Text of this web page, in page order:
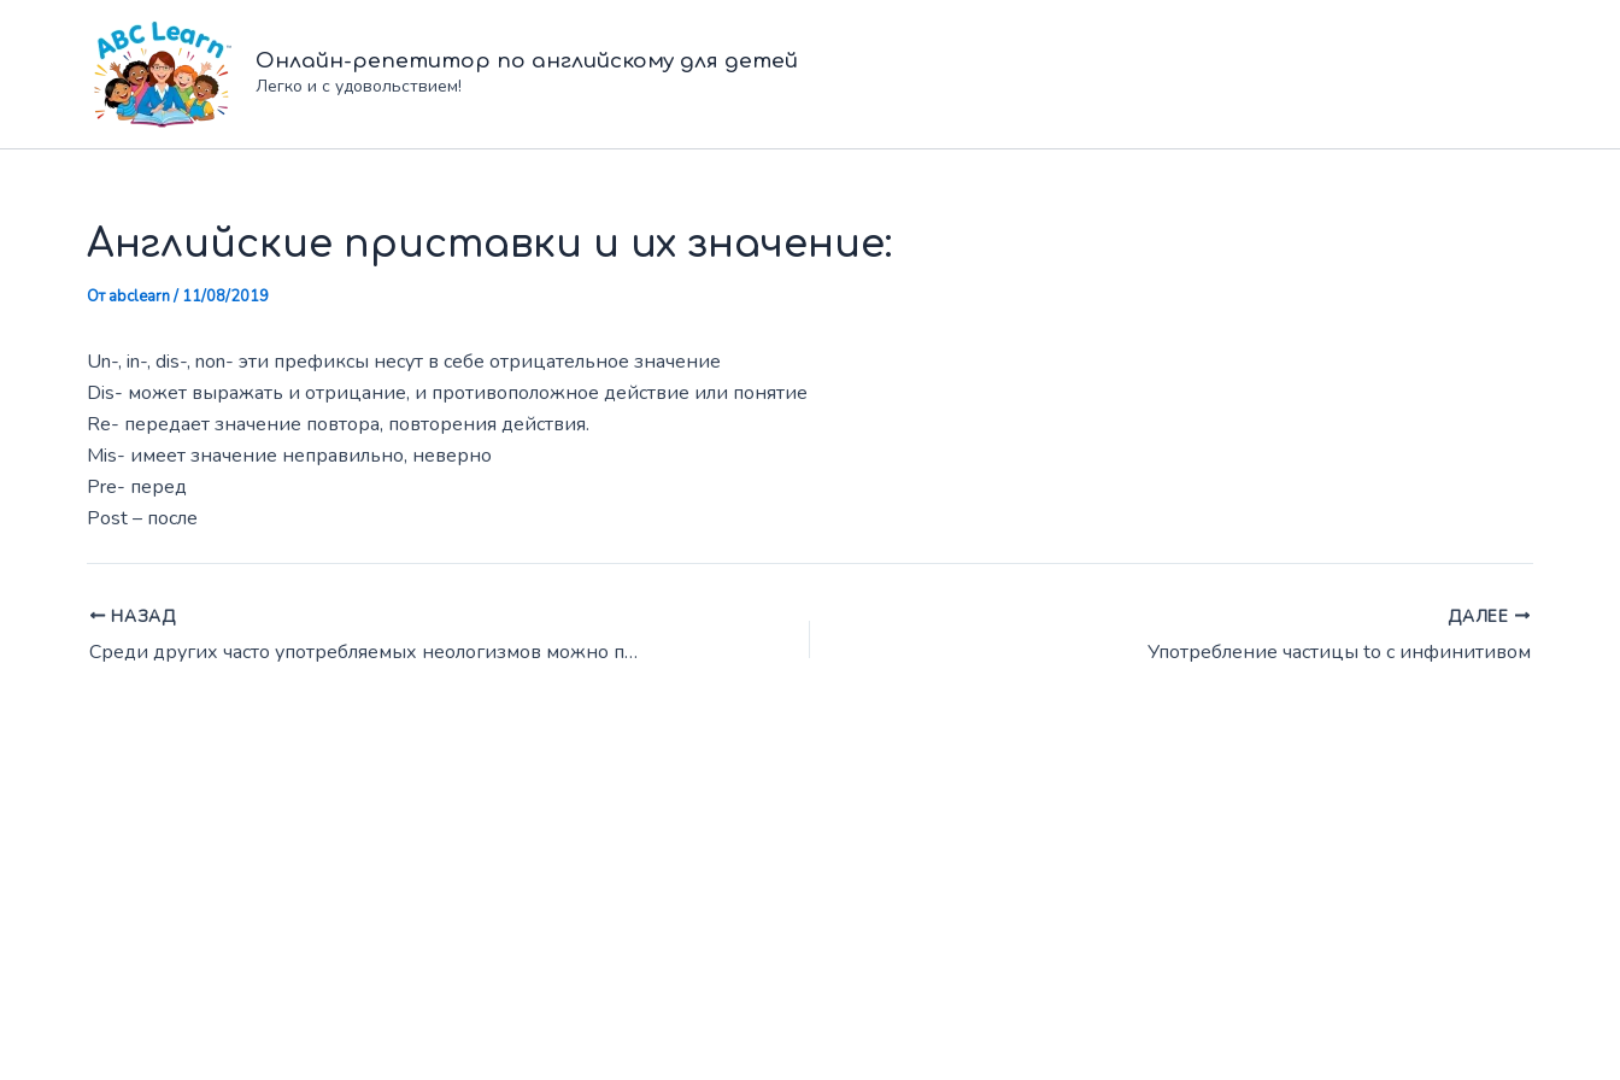
содержимому
Онлайн-репетитор по английскому для детей
Легко и с удовольствием!
Английские приставки и их значение:
Отabclearn/11/08/2019
Un-, in-, dis-, non- эти префиксы несут в себе отрицательное значение
Dis- может выражать и отрицание, и противоположное действие или понятие
Re- передает значение повтора, повторения действия.
Mis- имеет значение неправильно, неверно
Pre- перед
Post – после
НАЗАД
Среди других часто употребляемых неологизмов можно привести следующие:
ДАЛЕЕ
Употребление частицы to с инфинитивом